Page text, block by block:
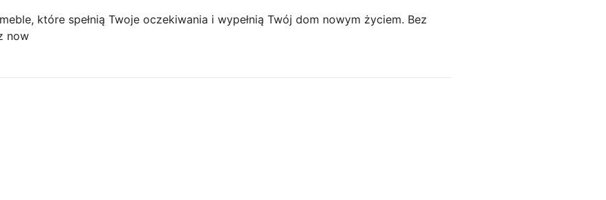
które spełnią Twoje oczekiwania i wypełnią Twój dom nowym życiem. Bez
now